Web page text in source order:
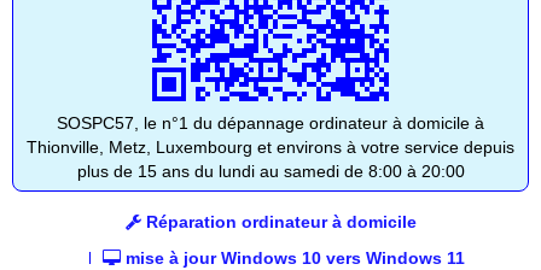
SOSPC57, le n°1 du dépannage ordinateur à domicile à
Thionville, Metz, Luxembourg et environs à votre service depuis
plus de 15 ans du lundi au samedi de 8:00 à 20:00
Réparation ordinateur à domicile
mise à jour Windows 10 vers Windows 11